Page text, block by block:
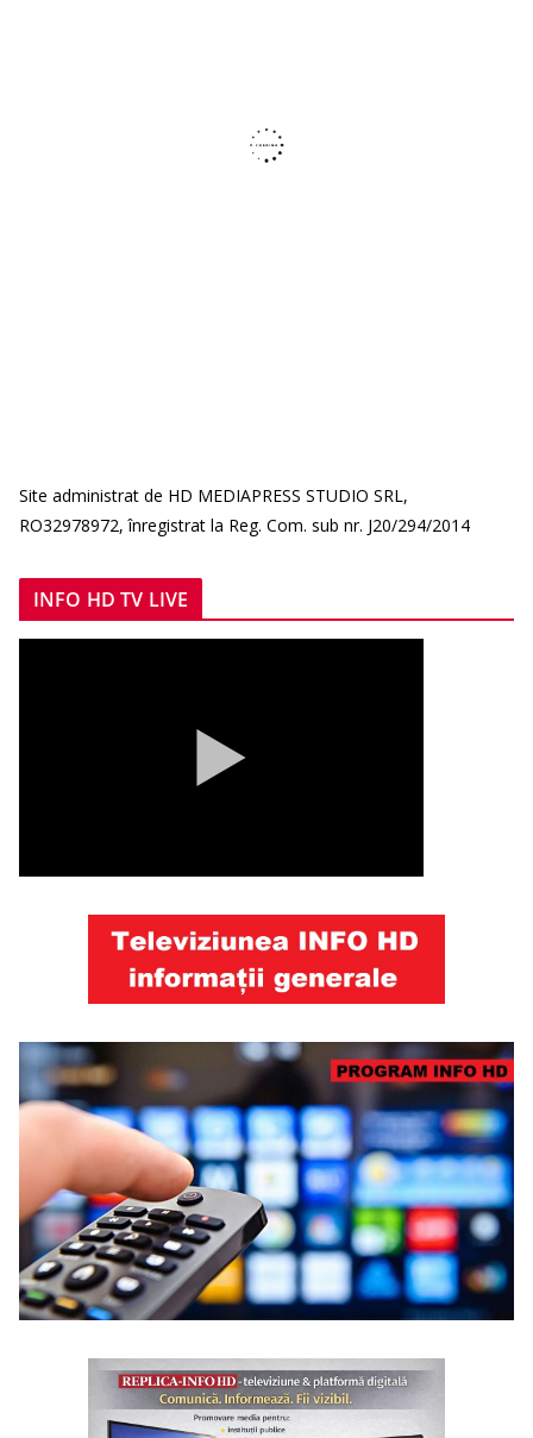
Site administrat de HD MEDIAPRESS STUDIO SRL,
RO32978972, înregistrat la Reg. Com. sub nr. J20/294/2014
INFO HD TV LIVE